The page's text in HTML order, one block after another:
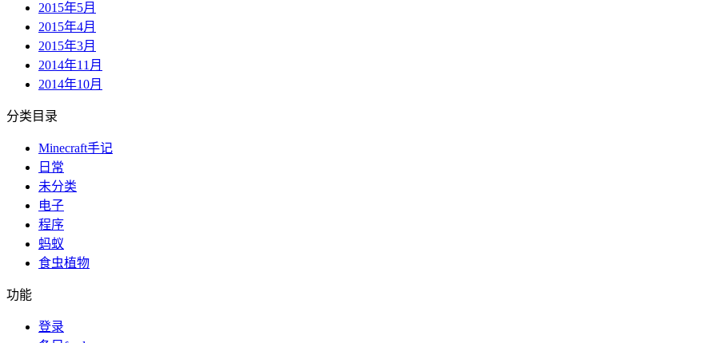
2015年5月
2015年4月
2015年3月
2014年11月
2014年10月
分类目录
Minecraft手记
日常
未分类
电子
程序
蚂蚁
食虫植物
功能
登录